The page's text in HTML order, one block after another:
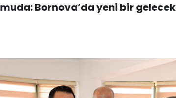
Bornova’da yeni bir gelecek